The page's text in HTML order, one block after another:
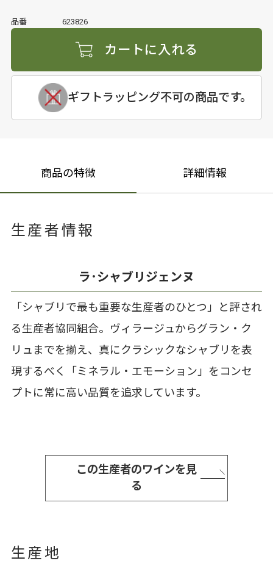
品番 623826
カートに入れる
ギフトラッピング不可の商品です。
商品の特徴 詳細情報
生産者情報
ラ･シャブリジェンヌ
「シャブリで最も重要な生産者のひとつ」と評され
る生産者協同組合。ヴィラージュからグラン・ク
リュまでを揃え、真にクラシックなシャブリを表
現するべく「ミネラル・エモーション」をコンセ
プトに常に高い品質を追求しています。
この生産者のワインを見
る
生産地